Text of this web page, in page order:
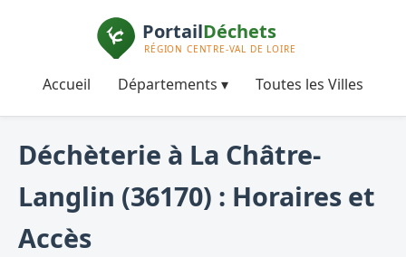
Accueil Départements ▾ Toutes les Villes
Déchèterie à La Châtre-
Langlin (36170) : Horaires et
Accès